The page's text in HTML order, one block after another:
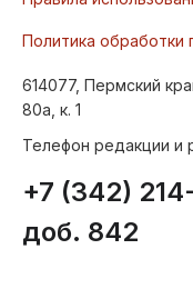
Политика обработки
614077, Пермский
80а, к. 1
Телефон редакции и
+7 (342)
доб. 842